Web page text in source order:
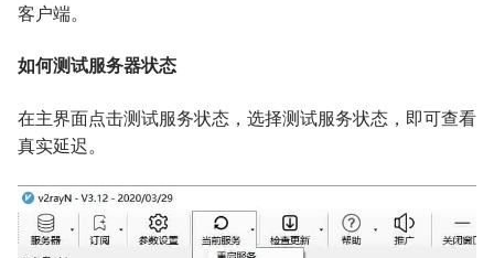
客户端。
如何测试服务器状态
在主界面点击测试服务状态，选择测试服务状态，即可查看
真实延迟。